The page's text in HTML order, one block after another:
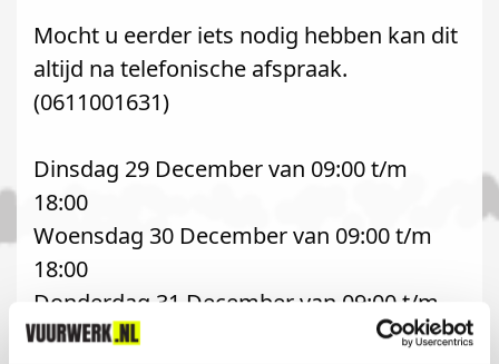
Mocht u eerder iets nodig hebben kan dit
altijd na telefonische afspraak.
(0611001631)
Dinsdag 29 December van 09:00 t/m
18:00
Woensdag 30 December van 09:00 t/m
18:00
Donderdag 31 December van 09:00 t/m
18:00